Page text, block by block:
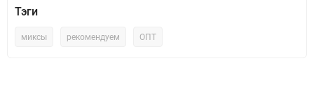
Тэги
миксы рекомендуем ОПТ